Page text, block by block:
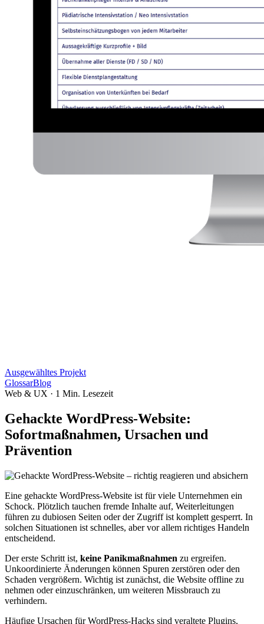
Ausgewähltes Projekt
GlossarBlog
Web & UX · 1 Min. Lesezeit
Gehackte WordPress-Website:
Sofortmaßnahmen, Ursachen und
Prävention
Eine gehackte WordPress-Website ist für viele Unternehmen ein
Schock. Plötzlich tauchen fremde Inhalte auf, Weiterleitungen
führen zu dubiosen Seiten oder der Zugriff ist komplett gesperrt. In
solchen Situationen ist schnelles, aber vor allem richtiges Handeln
entscheidend.
Der erste Schritt ist, keine Panikmaßnahmen zu ergreifen.
Unkoordinierte Änderungen können Spuren zerstören oder den
Schaden vergrößern. Wichtig ist zunächst, die Website offline zu
nehmen oder einzuschränken, um weiteren Missbrauch zu
verhindern.
Häufige Ursachen für WordPress-Hacks sind veraltete Plugins,